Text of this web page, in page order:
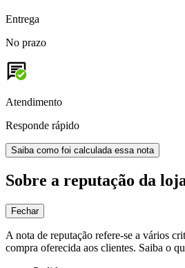
Entrega
No prazo
Atendimento
Responde rápido
Saiba como foi calculada essa nota
Sobre a reputação da
Fechar
A nota de reputação refere-se a vários
compra oferecida aos clientes. Saiba o